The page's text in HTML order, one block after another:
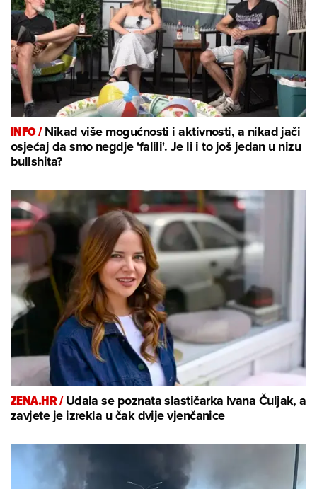
INFO /Nikad više mogućnosti i aktivnosti, a nikad jači
osjećaj da smo negdje 'falili'. Je li i to još jedan u nizu
bullshita?
ZENA.HR /Udala se poznata slastičarka Ivana Čuljak, a
zavjete je izrekla u čak dvije vjenčanice